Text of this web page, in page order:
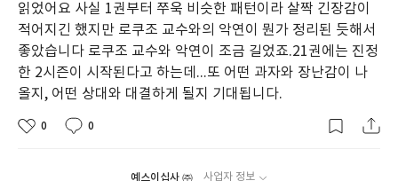
읽었어요 사실 1권부터 쭈욱 비슷한 패턴이라 살짝 긴장감이
적어지긴 했지만 로쿠조 교수와의 악연이 뭔가 정리된 듯해서
좋았습니다 로쿠조 교수와 악연이 조금 길었죠.21권에는 진정
한 2시즌이 시작된다고 하는데...또 어떤 과자와 장난감이 나
올지, 어떤 상대와 대결하게 될지 기대됩니다.
0 0
예스이십사 ㈜ 사업자 정보